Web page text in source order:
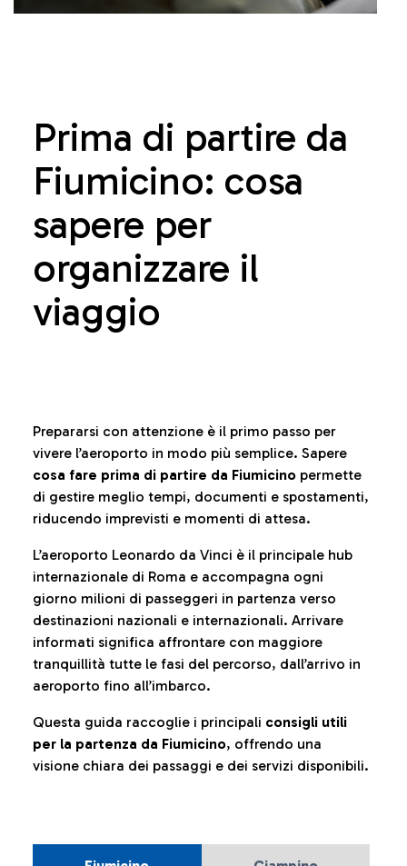
Prima di partire da
Fiumicino: cosa
sapere per
organizzare il
viaggio
Prepararsi con attenzione è il primo passo per
vivere l’aeroporto in modo più semplice. Sapere
cosa fare prima di partire da Fiumicino permette
di gestire meglio tempi, documenti e spostamenti,
riducendo imprevisti e momenti di attesa.
L’aeroporto Leonardo da Vinci è il principale hub
internazionale di Roma e accompagna ogni
giorno milioni di passeggeri in partenza verso
destinazioni nazionali e internazionali. Arrivare
informati significa affrontare con maggiore
tranquillità tutte le fasi del percorso, dall’arrivo in
aeroporto fino all’imbarco.
Questa guida raccoglie i principali consigli utili
per la partenza da Fiumicino, offrendo una
visione chiara dei passaggi e dei servizi disponibili.